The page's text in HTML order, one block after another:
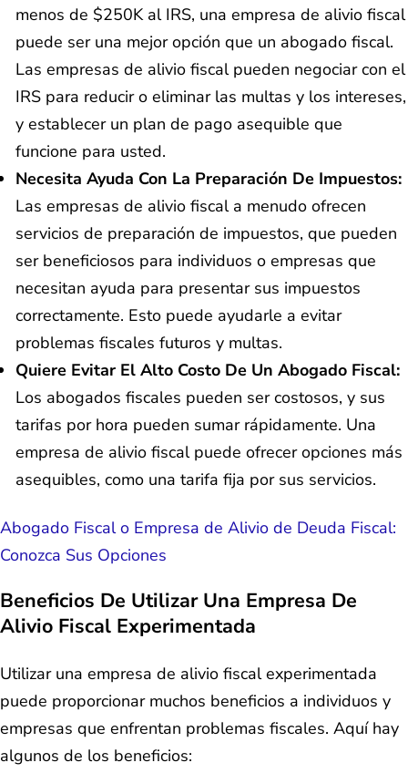
menos de $250K al IRS, una empresa de alivio fiscal
puede ser una mejor opción que un abogado fiscal.
Las empresas de alivio fiscal pueden negociar con el
IRS para reducir o eliminar las multas y los intereses,
y establecer un plan de pago asequible que
funcione para usted.
Necesita Ayuda Con La Preparación De Impuestos:
Las empresas de alivio fiscal a menudo ofrecen
servicios de preparación de impuestos, que pueden
ser beneficiosos para individuos o empresas que
necesitan ayuda para presentar sus impuestos
correctamente. Esto puede ayudarle a evitar
problemas fiscales futuros y multas.
Quiere Evitar El Alto Costo De Un Abogado Fiscal:
Los abogados fiscales pueden ser costosos, y sus
tarifas por hora pueden sumar rápidamente. Una
empresa de alivio fiscal puede ofrecer opciones más
asequibles, como una tarifa fija por sus servicios.
Abogado Fiscal o Empresa de Alivio de Deuda Fiscal:
Conozca Sus Opciones
Beneficios De Utilizar Una Empresa De
Alivio Fiscal Experimentada
Utilizar una empresa de alivio fiscal experimentada
puede proporcionar muchos beneficios a individuos y
empresas que enfrentan problemas fiscales. Aquí hay
algunos de los beneficios: